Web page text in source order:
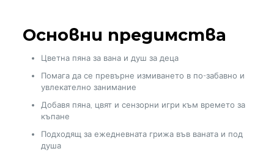
Основни предимства
Цветна пяна за вана и душ за деца
Помага да се превърне измиването в по-забавно и
увлекателно занимание
Добавя пяна, цвят и сензорни игри към времето за
къпане
Подходящ за ежедневната грижа във ваната и под
душа